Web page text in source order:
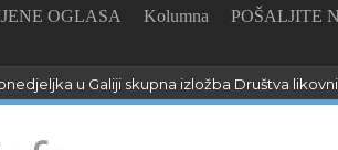
OGLASA Kolumna
POŠALJITE
u Galiji skupna izložba Društva